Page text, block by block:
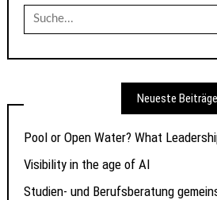
Suche
nach:
Neueste Beiträge
Pool or Open Water? What
Visibility in the age of AI
Studien- und Berufsberatung